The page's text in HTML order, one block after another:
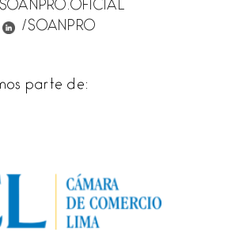
/SOANPRO
parte de: